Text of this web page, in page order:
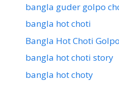
bangla guder golpo
bangla hot choti
Bangla Hot Choti Golpo
bangla hot choti story
bangla hot choty